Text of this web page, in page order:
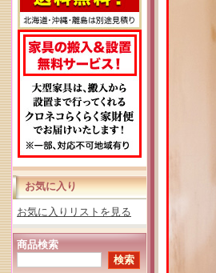
お気に入り
お気に入りリストを見る
商品検索